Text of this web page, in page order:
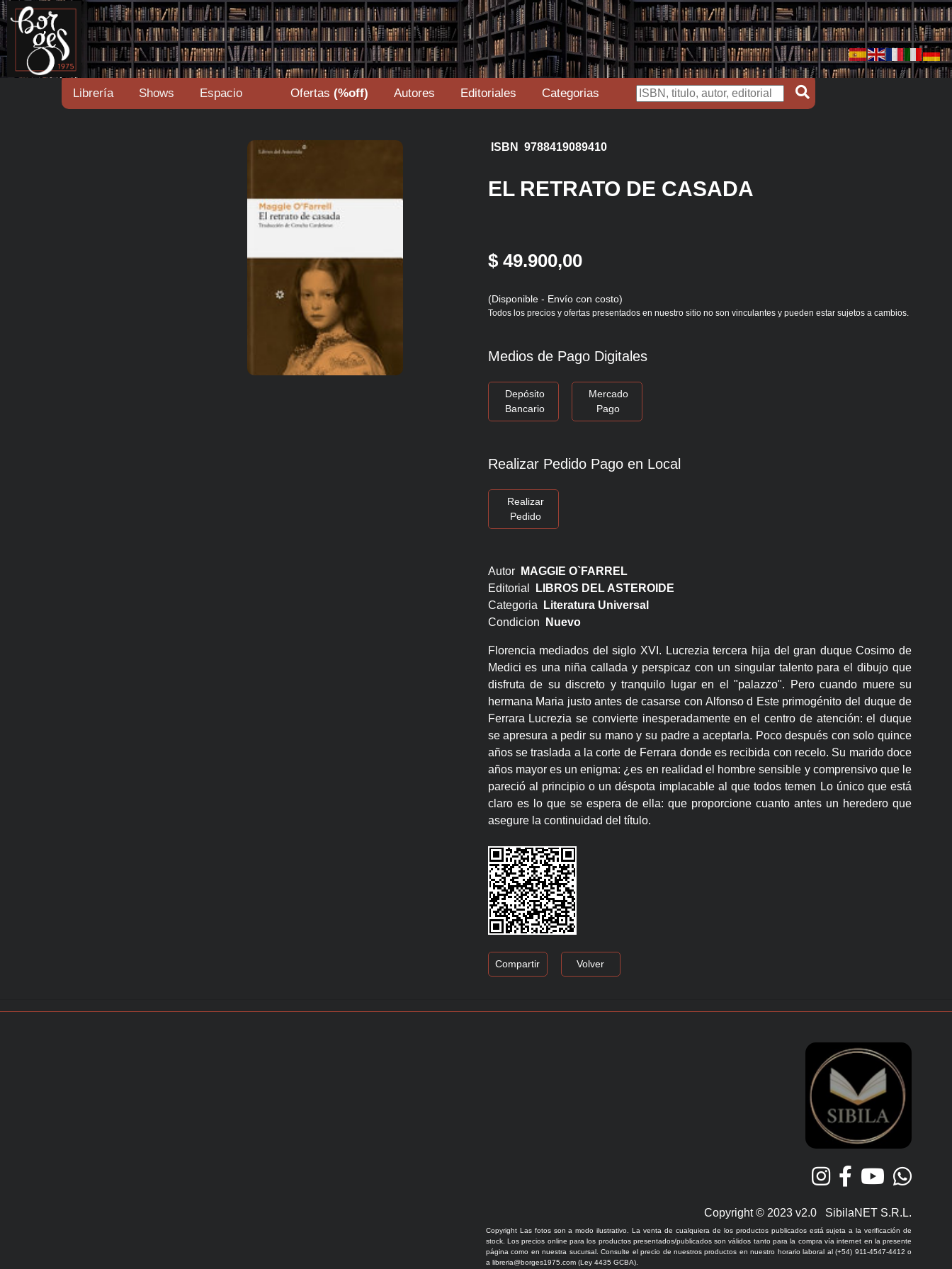
Librería Shows Espacio Ofertas (%off) Autores Editoriales Categorias
ISBN 9788419089410
EL RETRATO DE CASADA
$ 49.900,00
(Disponible - Envío con costo)
Todos los precios y ofertas presentados en nuestro sitio no son vinculantes y pueden estar sujetos a cambios.
Medios de Pago Digitales
Depósito
Bancario
Mercado
Pago
Realizar Pedido Pago en Local
Realizar
Pedido
Autor
MAGGIE O`FARREL
Editorial
LIBROS DEL ASTEROIDE
Categoria
Literatura Universal
Condicion
Nuevo
Florencia mediados del siglo XVI. Lucrezia tercera hija del gran duque Cosimo de
Medici es una niña callada y perspicaz con un singular talento para el dibujo que
disfruta de su discreto y tranquilo lugar en el "palazzo". Pero cuando muere su
hermana Maria justo antes de casarse con Alfonso d Este primogénito del duque de
Ferrara Lucrezia se convierte inesperadamente en el centro de atención: el duque
se apresura a pedir su mano y su padre a aceptarla. Poco después con solo quince
años se traslada a la corte de Ferrara donde es recibida con recelo. Su marido doce
años mayor es un enigma: ¿es en realidad el hombre sensible y comprensivo que le
pareció al principio o un déspota implacable al que todos temen Lo único que está
claro es lo que se espera de ella: que proporcione cuanto antes un heredero que
asegure la continuidad del título.
Compartir Volver
Copyright © 2023 v2.0 SibilaNET S.R.L.
Copyright Las fotos son a modo ilustrativo. La venta de cualquiera de los productos publicados está sujeta a la verificación de
stock. Los precios online para los productos presentados/publicados son válidos tanto para la compra vía internet en la presente
página como en nuestra sucursal. Consulte el precio de nuestros productos en nuestro horario laboral al (+54) 911-4547-4412 o
a libreria@borges1975.com (Ley 4435 GCBA).